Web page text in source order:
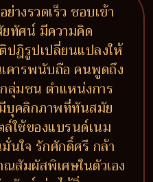
างรวดเร็ว ชอบเข้า
ทัศน์ มีความคิด
ปฎิรูปเปลี่ยนแปลงให้
คารพนับถือ คนพูดถึง
ลุ่มชน ตำแหน่งการ
บุคลิกภาพที่ทันสมัย
ใช้ของแบรนด์เนม
นใจ รักศักดิ์ศรี กล้า
สัมผัสพิเศษในตัวเอง